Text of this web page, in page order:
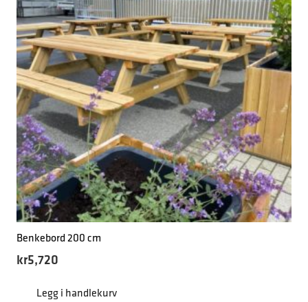
Benkebord 200 cm
kr5,720
Legg i handlekurv